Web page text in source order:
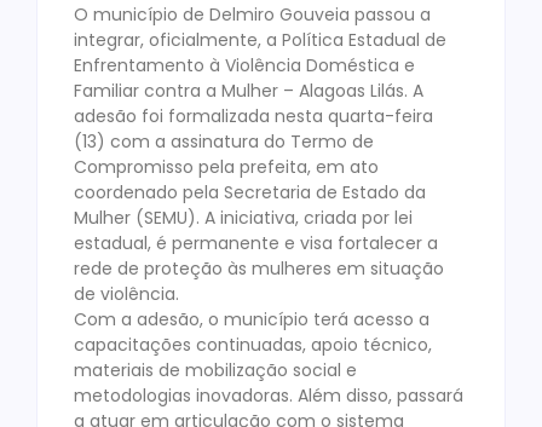
O município de Delmiro Gouveia passou a
integrar, oficialmente, a Política Estadual de
Enfrentamento à Violência Doméstica e
Familiar contra a Mulher – Alagoas Lilás. A
adesão foi formalizada nesta quarta-feira
(13) com a assinatura do Termo de
Compromisso pela prefeita, em ato
coordenado pela Secretaria de Estado da
Mulher (SEMU). A iniciativa, criada por lei
estadual, é permanente e visa fortalecer a
rede de proteção às mulheres em situação
de violência.
Com a adesão, o município terá acesso a
capacitações continuadas, apoio técnico,
materiais de mobilização social e
metodologias inovadoras. Além disso, passará
a atuar em articulação com o sistema